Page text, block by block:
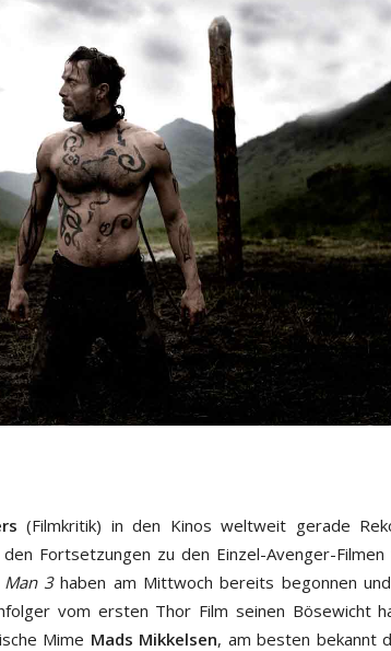
(Filmkritik) in den Kinos weltweit gerade
Fortsetzungen zu den Einzel-Avenger-
3haben am Mittwoch bereits begonnen
vom ersten Thor Film seinen Bösewicht
Mime Mads Mikkelsen, am besten bekannt